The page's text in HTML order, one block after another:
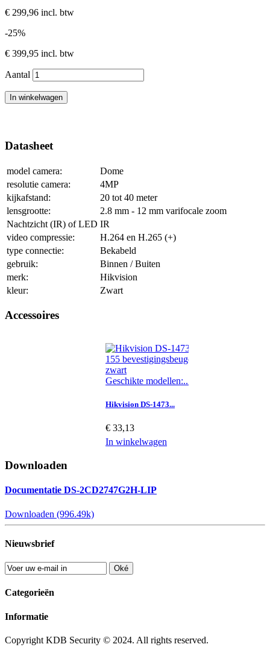
€ 299,96 incl. btw
-25%
€ 399,95 incl. btw
Aantal
In winkelwagen
Datasheet
model camera:
Dome
resolutie camera:
4MP
kijkafstand:
20 tot 40 meter
lensgrootte:
2.8 mm - 12 mm varifocale zoom
Nachtzicht (IR) of LED IR
video compressie:
H.264 en H.265 (+)
type connectie:
Bekabeld
gebruik:
Binnen / Buiten
merk:
Hikvision
kleur:
Zwart
Accessoires
Geschikte modellen:...
Hikvision DS-1473...
€ 33,13
In winkelwagen
Downloaden
Documentatie DS-2CD2747G2H-LIP
Downloaden (996.49k)
Nieuwsbrief
Oké
Categorieën
Informatie
Copyright KDB Security © 2024. All rights reserved.